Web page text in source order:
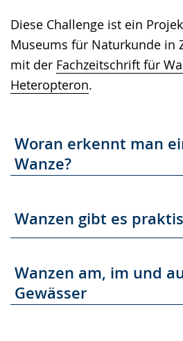
Diese Challenge ist ein
Museums für Naturkunde in
mit der Fachzeitschrift für
Heteropteron.
Woran erkennt man
Wanze?
Wanzen gibt es
Wanzen am, im und
Gewässer